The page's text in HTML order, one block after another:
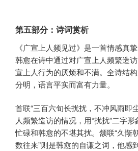
第五部分：诗词赏析
《广宣上人频见过》是一首情感真
韩愈在诗中通过对广宣上人频繁造
宣上人行为的厌烦和不满。全诗结
分明，语言平实而富有力量。
首联“三百六旬长扰扰，不冲风雨即
人频繁造访的情况，用“扰扰”二字
忙碌和韩愈的不堪其扰。颔联“久惭
数往来”则是韩愈的自谦之词，他感